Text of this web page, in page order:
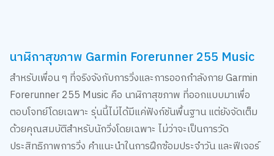
สำหรับเพื่อน ๆ ที่จริงจังกับการวิ่งและการออกกำลังกาย Garmin
Forerunner 255 Music คือ นาฬิกาสุขภาพ ที่ออกแบบมาเพื่อ
ตอบโจทย์โดยเฉพาะ รุ่นนี้ไม่ได้มีแค่ฟังก์ชันพื้นฐาน แต่ยังจัดเต็ม
ด้วยคุณสมบัติสำหรับนักวิ่งโดยเฉพาะ ไม่ว่าจะเป็นการวัด
ประสิทธิภาพการวิ่ง คำแนะนำในการฝึกซ้อมประจำวัน และฟีเจอร์
สำหรับไตรกีฬา